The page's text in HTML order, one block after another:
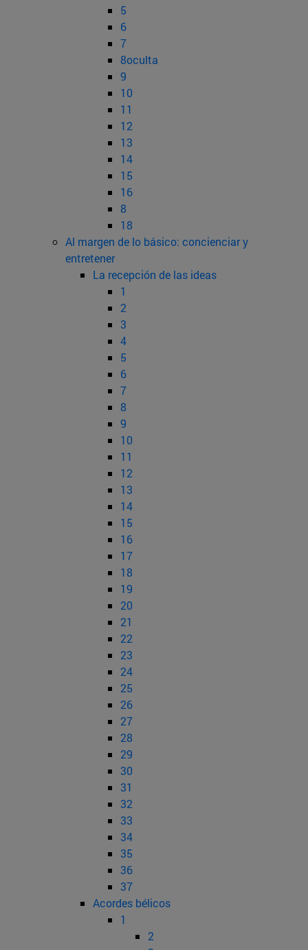
5
6
7
8oculta
9
10
11
12
13
14
15
16
8
18
Al margen de lo básico: concienciar y
entretener
La recepción de las ideas
1
2
3
4
5
6
7
8
9
10
11
12
13
14
15
16
17
18
19
20
21
22
23
24
25
26
27
28
29
30
31
32
33
34
35
36
37
Acordes bélicos
1
2